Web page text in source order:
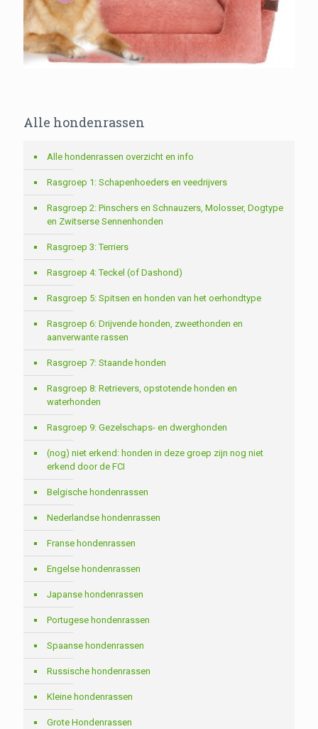
Alle hondenrassen
Alle hondenrassen overzicht en info
Rasgroep 1: Schapenhoeders en veedrijvers
Rasgroep 2: Pinschers en Schnauzers, Molosser, Dogtype
en Zwitserse Sennenhonden
Rasgroep 3: Terriers
Rasgroep 4: Teckel (of Dashond)
Rasgroep 5: Spitsen en honden van het oerhondtype
Rasgroep 6: Drijvende honden, zweethonden en
aanverwante rassen
Rasgroep 7: Staande honden
Rasgroep 8: Retrievers, opstotende honden en
waterhonden
Rasgroep 9: Gezelschaps- en dwerghonden
(nog) niet erkend: honden in deze groep zijn nog niet
erkend door de FCI
Belgische hondenrassen
Nederlandse hondenrassen
Franse hondenrassen
Engelse hondenrassen
Japanse hondenrassen
Portugese hondenrassen
Spaanse hondenrassen
Russische hondenrassen
Kleine hondenrassen
Grote Hondenrassen